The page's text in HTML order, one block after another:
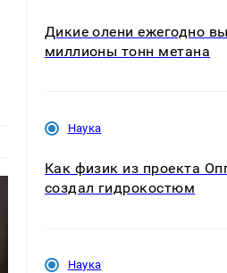
Дикие олени ежегодно
миллионы тонн метана
Наука
Как физик из проекта
создал гидрокостюм
Наука